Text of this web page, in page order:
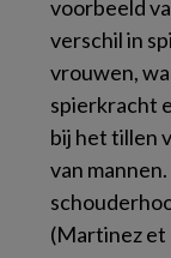
voorbeeld
verschil in
vrouwen,
spierkracht
bij het tillen
van
(Martinez et